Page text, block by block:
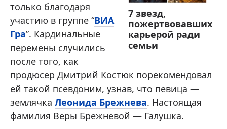
7 звезд,
пожертвовавших
карьерой ради
семьи
только благодаря
участию в группе “ВИА
Гра”. Кардинальные
перемены случились
после того, как
продюсер Дмитрий Костюк порекомендовал
ей такой псевдоним, узнав, что певица —
землячка Леонида Брежнева. Настоящая
фамилия Веры Брежневой — Галушка.